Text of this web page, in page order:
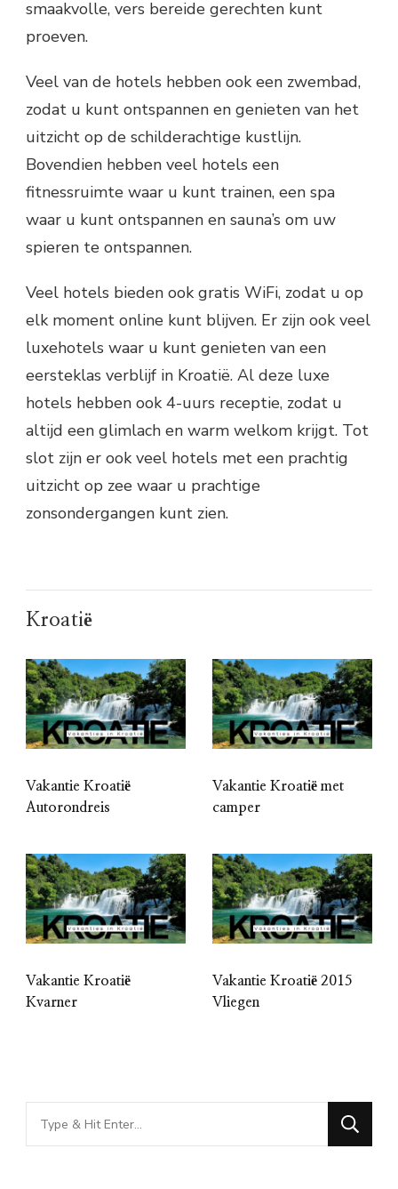
smaakvolle, vers bereide gerechten kunt
proeven.
Veel van de hotels hebben ook een zwembad,
zodat u kunt ontspannen en genieten van het
uitzicht op de schilderachtige kustlijn.
Bovendien hebben veel hotels een
fitnessruimte waar u kunt trainen, een spa
waar u kunt ontspannen en sauna’s om uw
spieren te ontspannen.
Veel hotels bieden ook gratis WiFi, zodat u op
elk moment online kunt blijven. Er zijn ook veel
luxehotels waar u kunt genieten van een
eersteklas verblijf in Kroatië. Al deze luxe
hotels hebben ook 4-uurs receptie, zodat u
altijd een glimlach en warm welkom krijgt. Tot
slot zijn er ook veel hotels met een prachtig
uitzicht op zee waar u prachtige
zonsondergangen kunt zien.
Kroatië
Vakantie Kroatië
Autorondreis
Vakantie Kroatië met
camper
Vakantie Kroatië
Kvarner
Vakantie Kroatië 2015
Vliegen
Looking
for